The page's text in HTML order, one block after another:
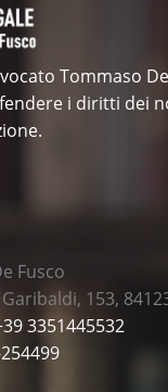
Tommaso
i diritti dei
Fusco
153,
3351445532